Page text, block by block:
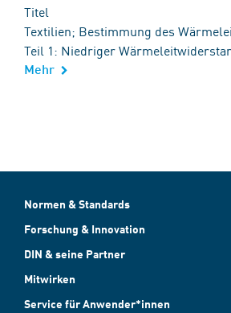
Titel
Textilien; Bestimmung des
Teil 1: Niedriger
Mehr
Normen & Standards
Forschung & Innovation
DIN & seine Partner
Mitwirken
Service für Anwender*innen